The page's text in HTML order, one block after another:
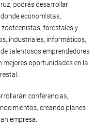
podrás desarrollar
economistas,
forestales y
industriales, informáticos,
talentosos emprendedores
mejores oportunidades en la
conferencias,
creando planes
empresa.